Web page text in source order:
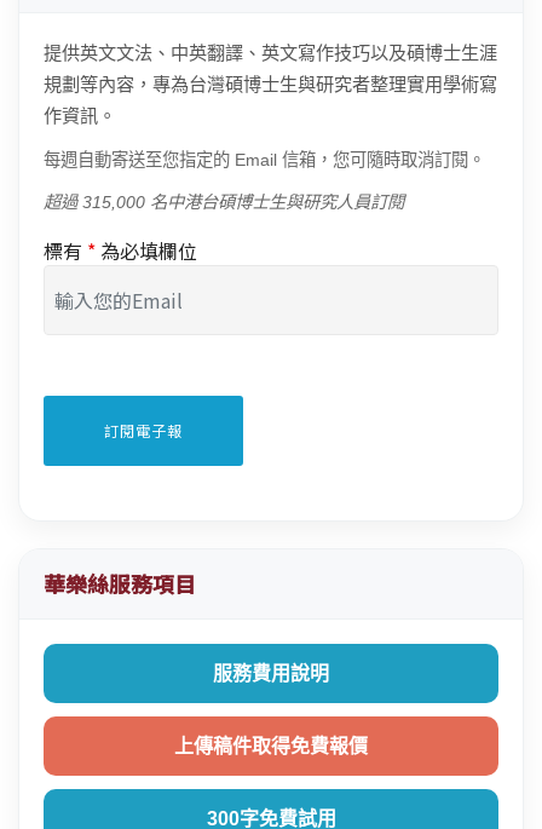
提供英文文法、中英翻譯、英文寫作技巧以及碩博士生涯
規劃等內容，專為台灣碩博士生與研究者整理實用學術寫
作資訊。
每週自動寄送至您指定的 Email 信箱，您可隨時取消訂閱。
超過 315,000 名中港台碩博士生與研究人員訂閱
標有 * 為必填欄位
華樂絲服務項目
服務費用說明
上傳稿件取得免費報價
300字免費試用